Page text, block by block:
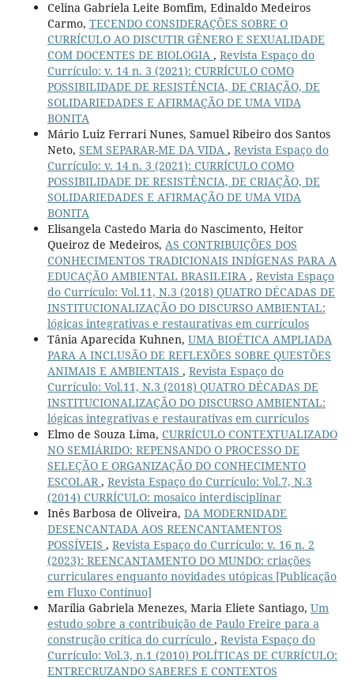
Celina Gabriela Leite Bomfim, Edinaldo Medeiros
Carmo, TECENDO CONSIDERAÇÕES SOBRE O
CURRÍCULO AO DISCUTIR GÊNERO E SEXUALIDADE
COM DOCENTES DE BIOLOGIA , Revista Espaço do
Currículo: v. 14 n. 3 (2021): CURRÍCULO COMO
POSSIBILIDADE DE RESISTÊNCIA, DE CRIAÇÃO, DE
SOLIDARIEDADES E AFIRMAÇÃO DE UMA VIDA
BONITA
Mário Luiz Ferrari Nunes, Samuel Ribeiro dos Santos
Neto, SEM SEPARAR-ME DA VIDA , Revista Espaço do
Currículo: v. 14 n. 3 (2021): CURRÍCULO COMO
POSSIBILIDADE DE RESISTÊNCIA, DE CRIAÇÃO, DE
SOLIDARIEDADES E AFIRMAÇÃO DE UMA VIDA
BONITA
Elisangela Castedo Maria do Nascimento, Heitor
Queiroz de Medeiros, AS CONTRIBUIÇÕES DOS
CONHECIMENTOS TRADICIONAIS INDÍGENAS PARA A
EDUCAÇÃO AMBIENTAL BRASILEIRA , Revista Espaço
do Currículo: Vol.11, N.3 (2018) QUATRO DÉCADAS DE
INSTITUCIONALIZAÇÃO DO DISCURSO AMBIENTAL:
lógicas integrativas e restaurativas em currículos
Tânia Aparecida Kuhnen, UMA BIOÉTICA AMPLIADA
PARA A INCLUSÃO DE REFLEXÕES SOBRE QUESTÕES
ANIMAIS E AMBIENTAIS , Revista Espaço do
Currículo: Vol.11, N.3 (2018) QUATRO DÉCADAS DE
INSTITUCIONALIZAÇÃO DO DISCURSO AMBIENTAL:
lógicas integrativas e restaurativas em currículos
Elmo de Souza Lima, CURRÍCULO CONTEXTUALIZADO
NO SEMIÁRIDO: REPENSANDO O PROCESSO DE
SELEÇÃO E ORGANIZAÇÃO DO CONHECIMENTO
ESCOLAR, Revista Espaço do Currículo: Vol.7, N.3
(2014) CURRÍCULO: mosaico interdisciplinar
Inês Barbosa de Oliveira, DA MODERNIDADE
DESENCANTADA AOS REENCANTAMENTOS
POSSÍVEIS , Revista Espaço do Currículo: v. 16 n. 2
(2023): REENCANTAMENTO DO MUNDO: criações
curriculares enquanto novidades utópicas [Publicação
em Fluxo Contínuo]
Marília Gabriela Menezes, Maria Eliete Santiago, Um
estudo sobre a contribuição de Paulo Freire para a
construção crítica do currículo , Revista Espaço do
Currículo: Vol.3, n.1 (2010) POLÍTICAS DE CURRÍCULO:
ENTRECRUZANDO SABERES E CONTEXTOS